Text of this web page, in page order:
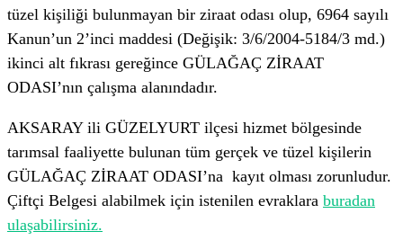
tüzel kişiliği bulunmayan bir ziraat odası olup, 6964 sayılı
Kanun’un 2’inci maddesi (Değişik: 3/6/2004-5184/3 md.)
ikinci alt fıkrası gereğince GÜLAĞAÇ ZİRAAT
ODASI’nın çalışma alanındadır.
AKSARAY ili GÜZELYURT ilçesi hizmet bölgesinde
tarımsal faaliyette bulunan tüm gerçek ve tüzel kişilerin
GÜLAĞAÇ ZİRAAT ODASI’na kayıt olması zorunludur.
Çiftçi Belgesi alabilmek için istenilen evraklara buradan
ulaşabilirsiniz.